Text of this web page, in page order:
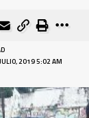
2019 5:02 AM